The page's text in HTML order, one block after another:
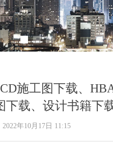
施工图下载、
下载、设计书籍下
2022年10月17日 11:15